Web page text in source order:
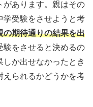
があります。親はその
学受験をさせようと考
の期待通りの結果を出
験をさせると決めるの
か出せなかったとき
えられるかどうかを考